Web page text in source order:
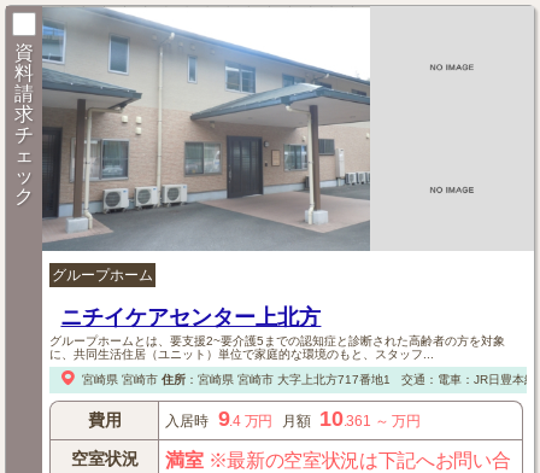
資
料
請
求
チ
ェ
ッ
ク
グループホーム
ニチイケアセンター上北方
グループホームとは、要支援2~要介護5までの認知症と診断された高齢者の方を対象
に、共同生活住居（ユニット）単位で家庭的な環境のもと、スタッフ...
宮崎県 宮崎市 住所： 宮崎県 宮崎市大字上北方717番地1 交通：電車：JR日豊本
費用 入居時 9.4 万円 月額 10.361 ～万円
空室状況 満室※最新の空室状況は下記へお問い合